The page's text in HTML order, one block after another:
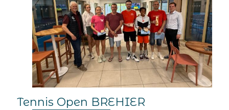
Tennis Open BREHIER